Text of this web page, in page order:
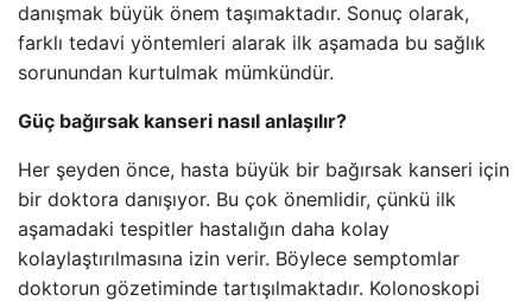
danışmak büyük önem taşımaktadır. Sonuç olarak,
farklı tedavi yöntemleri alarak ilk aşamada bu sağlık
sorunundan kurtulmak mümkündür.
Güç bağırsak kanseri nasıl anlaşılır?
Her şeyden önce, hasta büyük bir bağırsak kanseri için
bir doktora danışıyor. Bu çok önemlidir, çünkü ilk
aşamadaki tespitler hastalığın daha kolay
kolaylaştırılmasına izin verir. Böylece semptomlar
doktorun gözetiminde tartışılmaktadır. Kolonoskopi